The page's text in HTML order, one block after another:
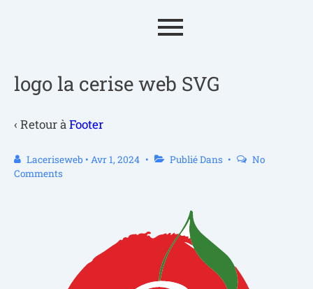
logo la cerise web SVG
‹ Retour àFooter
Laceriseweb • Avr 1, 2024 Publié Dans
No
Comments